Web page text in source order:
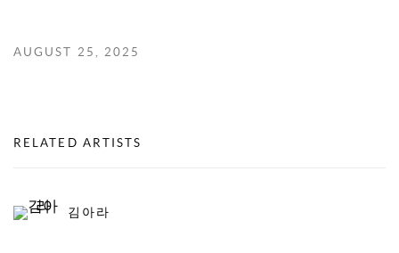
AUGUST 25, 2025
RELATED ARTISTS
김아라